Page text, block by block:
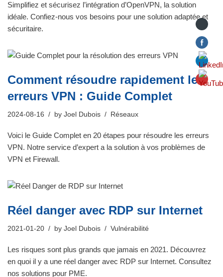
Simplifiez et sécurisez l’intégration d’OpenVPN, la solution
idéale. Confiez-nous vos besoins pour une solution adaptée et
sécuritaire.
Comment résoudre rapidement les
erreurs VPN : Guide Complet
2024-08-16 by Joel Dubois Réseaux
Voici le Guide Complet en 20 étapes pour résoudre les erreurs
VPN. Notre service d’expert a la solution à vos problèmes de
VPN et Firewall.
Réel danger avec RDP sur Internet
2021-01-20 by Joel Dubois Vulnérabilité
Les risques sont plus grands que jamais en 2021. Découvrez
en quoi il y a une réel danger avec RDP sur Internet. Consultez
nos solutions pour PME.